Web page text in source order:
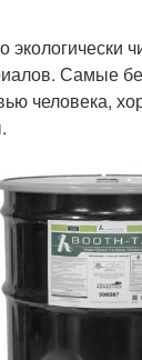
Самые
человека,